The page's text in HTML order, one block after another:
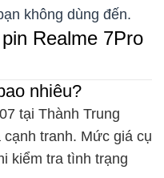
không dùng đến.
Realme 7Pro
nhiêu?
tại Thành Trung
tranh. Mức giá cụ
kiểm tra tình trạng